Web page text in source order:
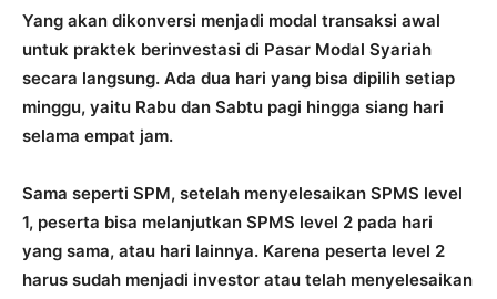
Yang akan dikonversi menjadi modal transaksi awal
untuk praktek berinvestasi di Pasar Modal Syariah
secara langsung. Ada dua hari yang bisa dipilih setiap
minggu, yaitu Rabu dan Sabtu pagi hingga siang hari
selama empat jam.
Sama seperti SPM, setelah menyelesaikan SPMS level
1, peserta bisa melanjutkan SPMS level 2 pada hari
yang sama, atau hari lainnya. Karena peserta level 2
harus sudah menjadi investor atau telah menyelesaikan